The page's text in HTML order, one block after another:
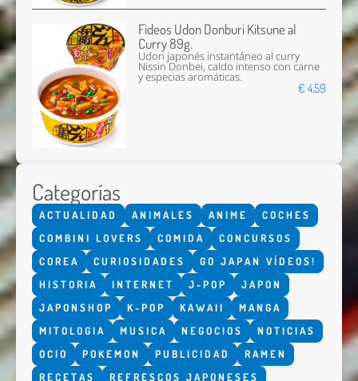
Fideos Udon Donburi Kitsune al
Curry 89g.
Udon japonés instantáneo al curry
Nissin Donbei, caldo intenso con carne
y especias aromáticas.
€ 4,59
Categorías
ACTUALIDAD ANIMALES ANIME
COCHES
COMBINI LOVERS
COMIDA
CONCURSOS
COREA
CURIOSIDADES
GO JAPAN VÍDEOS!
HISTORIA
INTERNET J-POP
JAPON
JAPONSHOP
K-POP KAWAII
MANGA
MITOLOGIA
MUSICA NEGOCIOS
NOTICIAS
OCIO
POKEMON PUBLICIDAD
RAMEN
RECETAS
REFRESCOS JAPONESES